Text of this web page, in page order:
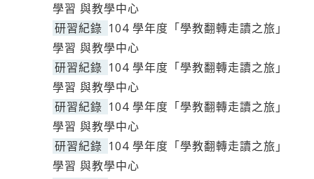
學習 與教學中心
研習紀錄 104 學年度「學教翻轉走讀之旅」
學習 與教學中心
研習紀錄 104 學年度「學教翻轉走讀之旅」
學習 與教學中心
研習紀錄 104 學年度「學教翻轉走讀之旅」
學習 與教學中心
研習紀錄 104 學年度「學教翻轉走讀之旅」
學習 與教學中心